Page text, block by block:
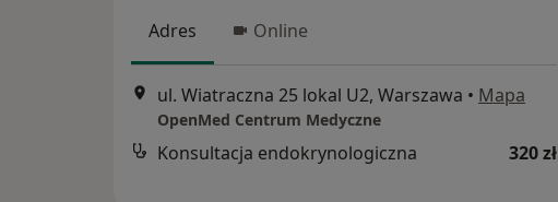
Adres Online
ul. Wiatraczna 25 lokal U2, Warszawa • Mapa
OpenMed Centrum Medyczne
Konsultacja endokrynologiczna 320 zł